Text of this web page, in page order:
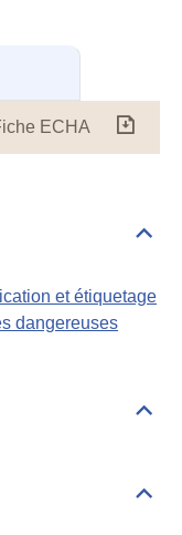
ECHA
et étiquetage
dangereuses